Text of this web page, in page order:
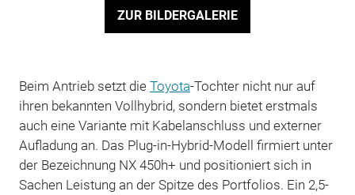
ZUR BILDERGALERIE
Beim Antrieb setzt die Toyota-Tochter nicht nur auf
ihren bekannten Vollhybrid, sondern bietet erstmals
auch eine Variante mit Kabelanschluss und externer
Aufladung an. Das Plug-in-Hybrid-Modell firmiert unter
der Bezeichnung NX 450h+ und positioniert sich in
Sachen Leistung an der Spitze des Portfolios. Ein 2,5-